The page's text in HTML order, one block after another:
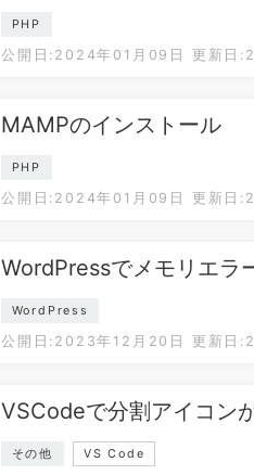
PHP
公開日:2024年01月09日 更新日
MAMPのインストール
PHP
公開日:2024年01月09日 更新日
WordPressでメモリエラ
WordPress
公開日:2023年12月20日 更新日
VSCodeで分割アイコン
その他 VS Code